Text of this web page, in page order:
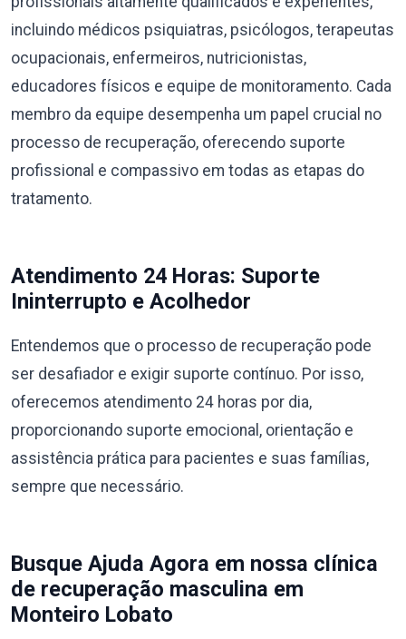
incluindo médicos psiquiatras, psicólogos, terapeutas
ocupacionais, enfermeiros, nutricionistas,
educadores físicos e equipe de monitoramento. Cada
membro da equipe desempenha um papel crucial no
processo de recuperação, oferecendo suporte
profissional e compassivo em todas as etapas do
tratamento.
Atendimento 24 Horas: Suporte
Ininterrupto e Acolhedor
Entendemos que o processo de recuperação pode
ser desafiador e exigir suporte contínuo. Por isso,
oferecemos atendimento 24 horas por dia,
proporcionando suporte emocional, orientação e
assistência prática para pacientes e suas famílias,
sempre que necessário.
Busque Ajuda Agora em nossa clínica
de recuperação masculina em
Monteiro Lobato